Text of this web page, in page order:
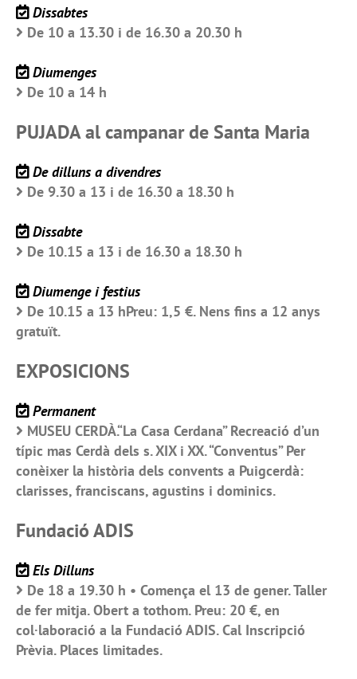
Dissabtes
De 10 a 13.30 i de 16.30 a 20.30 h
Diumenges
De 10 a 14 h
PUJADA al campanar de Santa Maria
De dilluns a divendres
De 9.30 a 13 i de 16.30 a 18.30 h
Dissabte
De 10.15 a 13 i de 16.30 a 18.30 h
Diumenge i festius
De 10.15 a 13 hPreu: 1,5 €. Nens fins a 12 anys
gratuït.
EXPOSICIONS
Permanent
MUSEU CERDÀ.“La Casa Cerdana” Recreació d’un
típic mas Cerdà dels s. XIX i XX. “Conventus” Per
conèixer la història dels convents a Puigcerdà:
clarisses, franciscans, agustins i dominics.
Fundació ADIS
Els Dilluns
De 18 a 19.30 h • Comença el 13 de gener. Taller
de fer mitja. Obert a tothom. Preu: 20 €, en
col·laboració a la Fundació ADIS. Cal Inscripció
Prèvia. Places limitades.